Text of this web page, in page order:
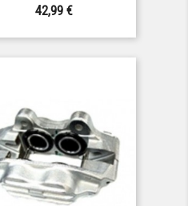
Prix
42,99 €